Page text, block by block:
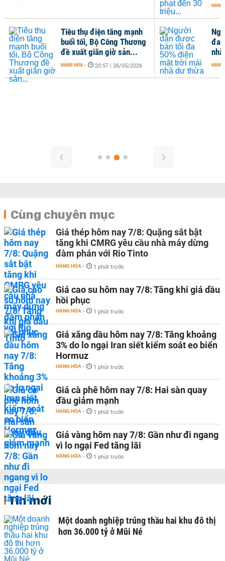
đa
HÀNG
Tiêu thụ điện tăng mạnh
buổi tối, Bộ Công Thương
đề xuất giãn giờ sản...
HÀNG HÓA - 20:57 | 26/05/2026
HÀNG
Cùng chuyên mục
Giá thép hôm nay 7/8: Quặng sắt bật
tăng khi CMRG yêu cầu nhà máy dừng
đàm phán với Rio Tinto
HÀNG HÓA - 1 phút trước
Giá cao su hôm nay 7/8: Tăng khi giá dầu
hồi phục
HÀNG HÓA - 1 phút trước
Giá xăng dầu hôm nay 7/8: Tăng khoảng
3% do lo ngại Iran siết kiểm soát eo biển
Hormuz
HÀNG HÓA - 1 phút trước
Giá cà phê hôm nay 7/8: Hai sàn quay
đầu giảm mạnh
HÀNG HÓA - 1 phút trước
Giá vàng hôm nay 7/8: Gần như đi ngang
vì lo ngại Fed tăng lãi
HÀNG HÓA - 1 phút trước
Tin mới
Một doanh nghiệp trúng thầu hai khu đô thị
hơn 36.000 tỷ ở Mũi Né